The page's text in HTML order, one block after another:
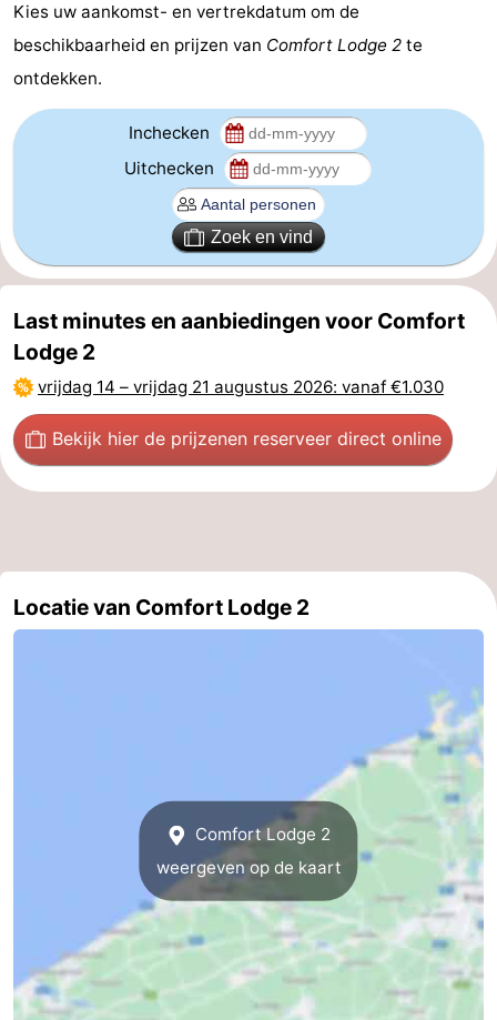
Kies uw aankomst- en vertrekdatum om de
beschikbaarheid en prijzen van Comfort Lodge 2 te
ontdekken.
Inchecken
Uitchecken
Zoek en vind
Last minutes en aanbiedingen voor Comfort
Lodge 2
vrijdag 14 – vrijdag 21 augustus 2026: vanaf €1.030
Bekijk hier de prijzenen reserveer direct online
Locatie van Comfort Lodge 2
Comfort Lodge 2
weergeven op de kaart